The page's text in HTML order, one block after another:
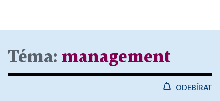
Téma: management
ODEBÍRAT